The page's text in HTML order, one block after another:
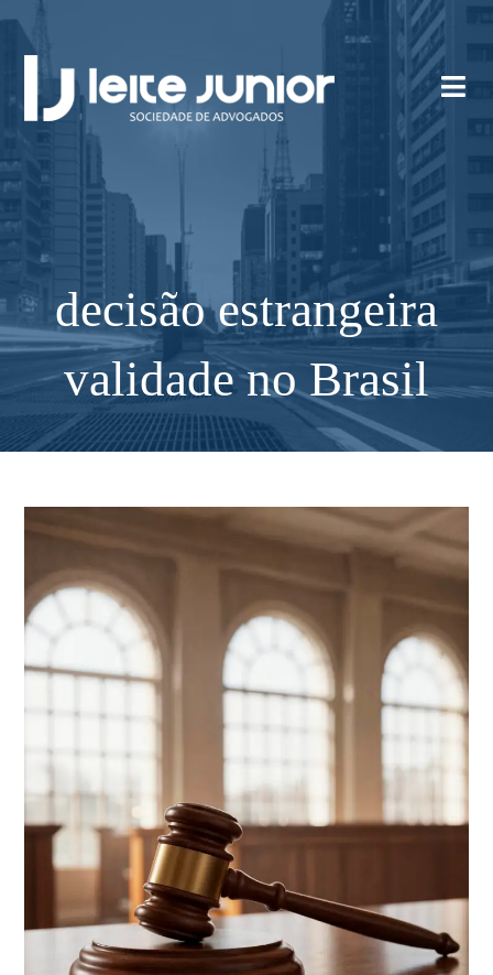
decisão estrangeira
validade no Brasil